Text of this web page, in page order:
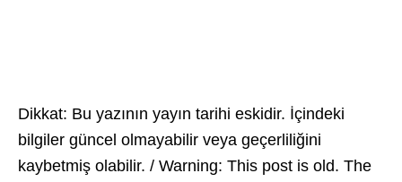
Dikkat: Bu yazının yayın tarihi eskidir. İçindeki
bilgiler güncel olmayabilir veya geçerliliğini
kaybetmiş olabilir. / Warning: This post is old. The